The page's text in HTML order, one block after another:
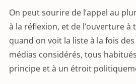
On peut sourire de l’appel au
à la réflexion, et de l’ouverture à
quand on voit la liste à la fois
médias considérés, tous
principe et à un étroit